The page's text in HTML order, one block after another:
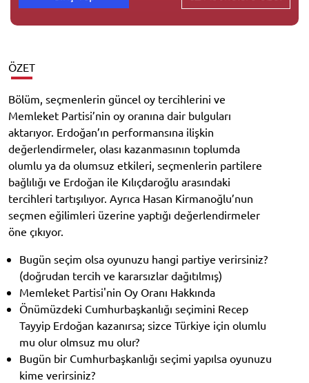
ÖZET
Bölüm, seçmenlerin güncel oy tercihlerini ve
Memleket Partisi’nin oy oranına dair bulguları
aktarıyor. Erdoğan’ın performansına ilişkin
değerlendirmeler, olası kazanmasının toplumda
olumlu ya da olumsuz etkileri, seçmenlerin partilere
bağlılığı ve Erdoğan ile Kılıçdaroğlu arasındaki
tercihleri tartışılıyor. Ayrıca Hasan Kirmanoğlu’nun
seçmen eğilimleri üzerine yaptığı değerlendirmeler
öne çıkıyor.
Bugün seçim olsa oyunuzu hangi partiye verirsiniz?
(doğrudan tercih ve kararsızlar dağıtılmış)
Memleket Partisi'nin Oy Oranı Hakkında
Önümüzdeki Cumhurbaşkanlığı seçimini Recep
Tayyip Erdoğan kazanırsa; sizce Türkiye için olumlu
mu olur olmsuz mu olur?
Bugün bir Cumhurbaşkanlığı seçimi yapılsa oyunuzu
kime verirsiniz?